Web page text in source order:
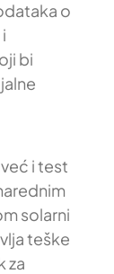
o
bi
i test
solarni
teške
za